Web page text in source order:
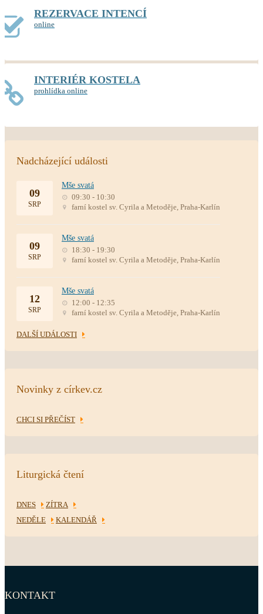
REZERVACE INTENCÍ
online
INTERIÉR KOSTELA
prohlídka online
Nadcházející události
09
SRP
Mše svatá
09:30 - 10:30
farní kostel sv. Cyrila a Metoděje, Praha-Karlín
09
SRP
Mše svatá
18:30 - 19:30
farní kostel sv. Cyrila a Metoděje, Praha-Karlín
12
SRP
Mše svatá
12:00 - 12:35
farní kostel sv. Cyrila a Metoděje, Praha-Karlín
DALŠÍ UDÁLOSTI
Novinky z církev.cz
CHCI SI PŘEČÍST
Liturgická čtení
DNES
ZÍTRA
NEDĚLE
KALENDÁŘ
KONTAKT